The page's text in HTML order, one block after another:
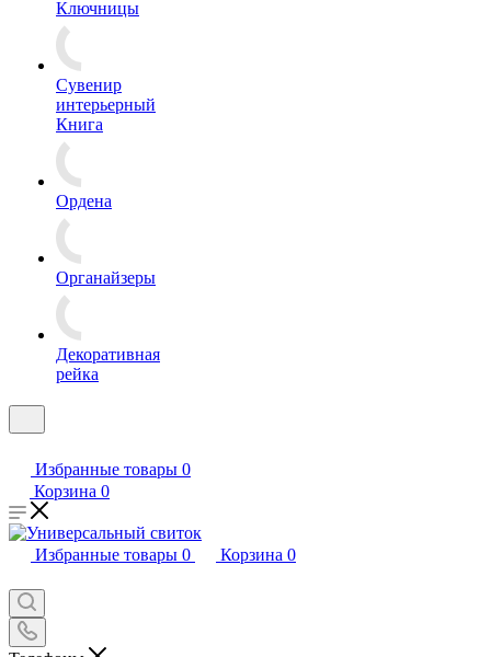
Ключницы
Сувенир
интерьерный
Книга
Ордена
Органайзеры
Декоративная
рейка
Избранные товары 0
Корзина 0
Избранные товары 0 Корзина 0